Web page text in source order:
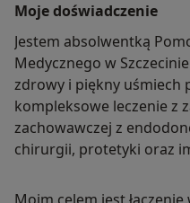
Moje doświadczenie
Jestem absolwentką
Medycznego w
zdrowy i piękny uśmiech
kompleksowe leczenie z
zachowawczej z
chirurgii, protetyki oraz